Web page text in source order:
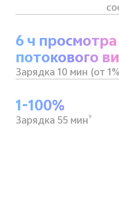
6 ч просмотра
потокового
Зарядка 10 мин (от
1-100%
Зарядка 55 мин9